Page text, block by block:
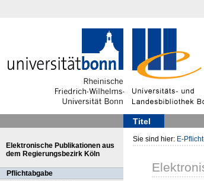
Titel
Elektronische Publikationen aus
dem Regierungsbezirk Köln
Pflichtabgabe
Sie sind hier: E-